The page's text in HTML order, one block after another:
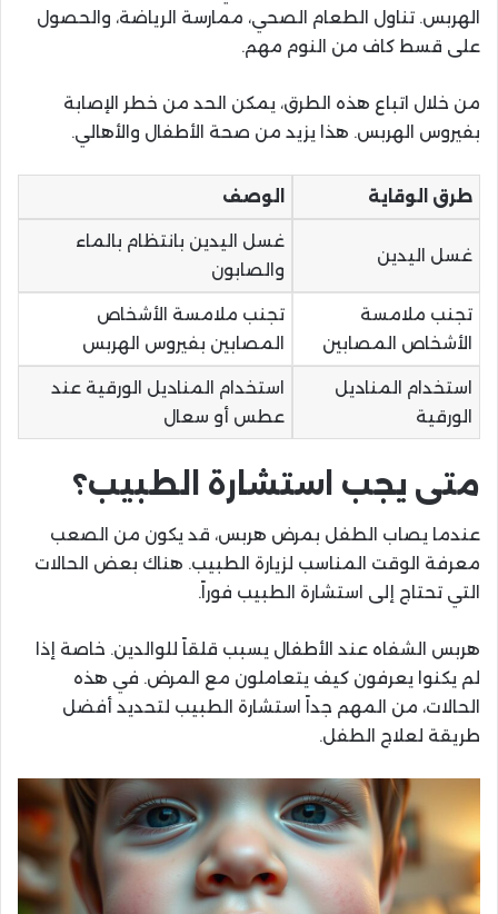
الهربس. تناول الطعام الصحي، ممارسة الرياضة، والحصول
على قسط كاف من النوم مهم.
من خلال اتباع هذه الطرق، يمكن الحد من خطر الإصابة
بفيروس الهربس. هذا يزيد من صحة الأطفال والأهالي.
طرق الوقاية الوصف
غسل اليدين
غسل اليدين بانتظام بالماء
والصابون
تجنب ملامسة
الأشخاص المصابين
تجنب ملامسة الأشخاص
المصابين بفيروس الهربس
استخدام المناديل
الورقية
استخدام المناديل الورقية عند
عطس أو سعال
متى يجب استشارة الطبيب؟
عندما يصاب الطفل بمرض هربس، قد يكون من الصعب
معرفة الوقت المناسب لزيارة الطبيب. هناك بعض الحالات
التي تحتاج إلى استشارة الطبيب فوراً.
هربس الشفاه عند الأطفال يسبب قلقاً للوالدين. خاصة إذا
لم يكنوا يعرفون كيف يتعاملون مع المرض. في هذه
الحالات، من المهم جداً استشارة الطبيب لتحديد أفضل
طريقة لعلاج الطفل.